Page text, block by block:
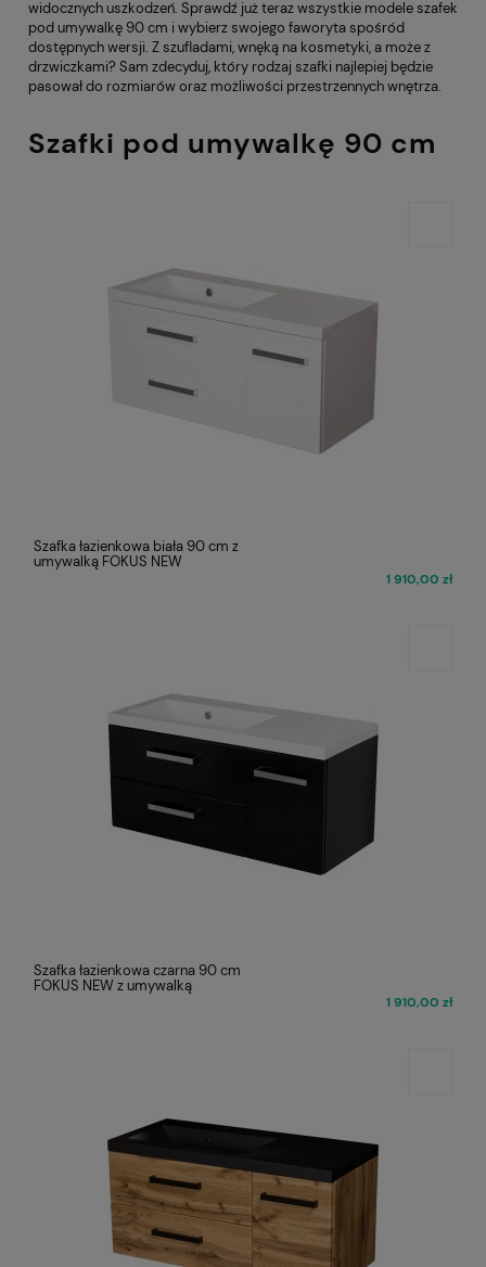
widocznych uszkodzeń. Sprawdź już teraz wszystkie modele szafek
pod umywalkę 90 cm i wybierz swojego faworyta spośród
dostępnych wersji. Z szufladami, wnęką na kosmetyki, a może z
drzwiczkami? Sam zdecyduj, który rodzaj szafki najlepiej będzie
pasował do rozmiarów oraz możliwości przestrzennych wnętrza.
Szafki pod umywalkę 90 cm
Szafka łazienkowa biała 90 cm z
umywalką FOKUS NEW
1 910,00 zł
Szafka łazienkowa czarna 90 cm
FOKUS NEW z umywalką
1 910,00 zł